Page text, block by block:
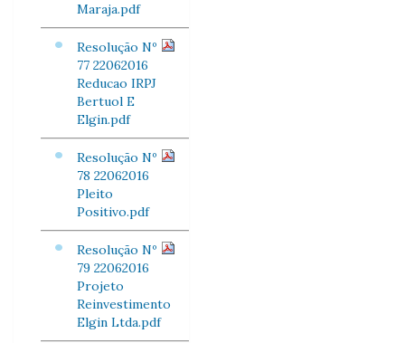
Maraja.pdf
Resolução Nº
77 22062016
Reducao IRPJ
Bertuol E
Elgin.pdf
Resolução Nº
78 22062016
Pleito
Positivo.pdf
Resolução Nº
79 22062016
Projeto
Reinvestimento
Elgin Ltda.pdf